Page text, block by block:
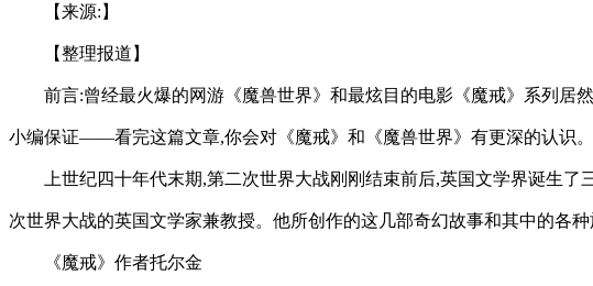
【来源:】
【整理报道】
前言:曾经最火爆的网游《魔兽世界》和最炫目的电影《魔戒》系列居
小编保证——看完这篇文章,你会对《魔戒》和《魔兽世界》有更深的认识
上世纪四十年代末期,第二次世界大战刚刚结束前后,英国文学界诞生
次世界大战的英国文学家兼教授。他所创作的这几部奇幻故事和其中的各
《魔戒》作者托尔金